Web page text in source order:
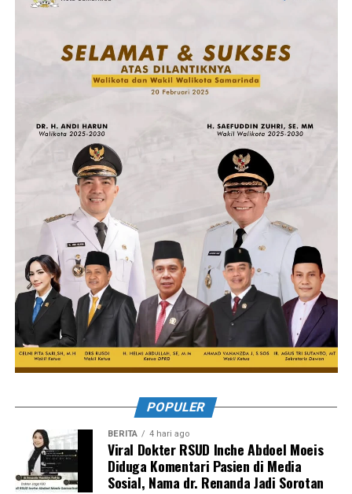
POPULER
BERITA 4 hari ago
Viral Dokter RSUD Inche Abdoel Moeis
Diduga Komentari Pasien di Media
Sosial, Nama dr. Renanda Jadi Sorotan